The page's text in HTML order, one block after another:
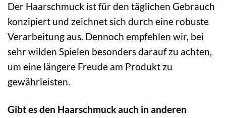
Der Haarschmuck ist für den täglichen Gebrauch
konzipiert und zeichnet sich durch eine robuste
Verarbeitung aus. Dennoch empfehlen wir, bei
sehr wilden Spielen besonders darauf zu achten,
um eine längere Freude am Produkt zu
gewährleisten.
Gibt es den Haarschmuck auch in anderen